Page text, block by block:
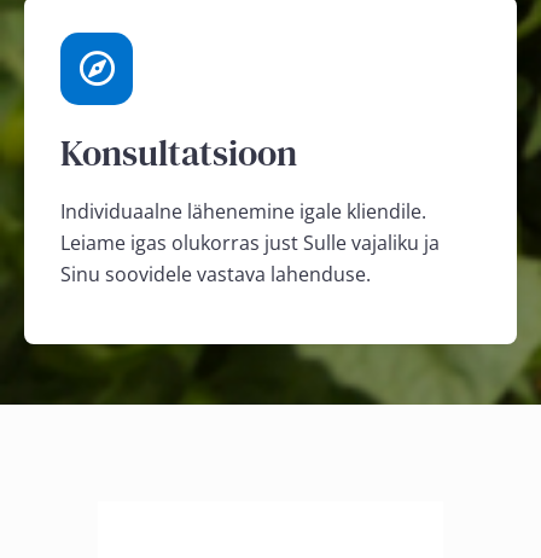
Konsultatsioon
Individuaalne lähenemine igale kliendile.
Leiame igas olukorras just Sulle vajaliku ja
Sinu soovidele vastava lahenduse.